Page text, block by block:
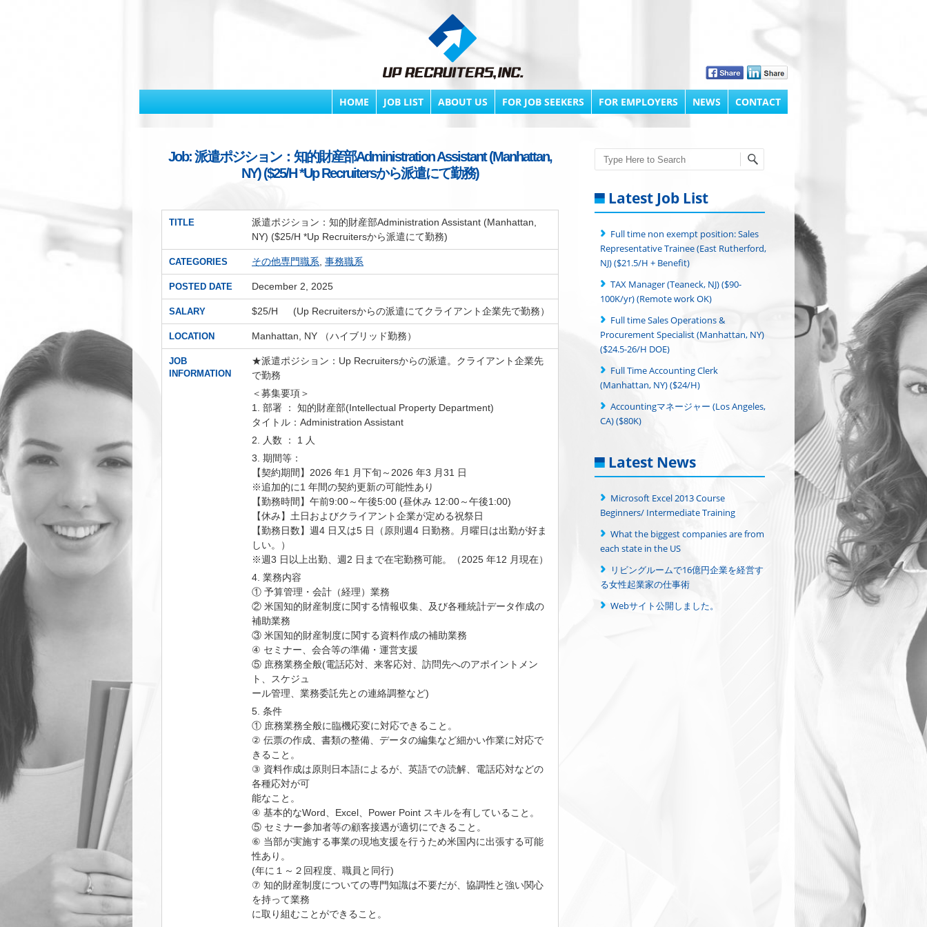
HOME JOB LIST ABOUT US FOR JOB SEEKERS FOR EMPLOYERS NEWS CONTACT
Job: 派遣ポジション：知的財産部Administration Assistant (Manhattan,
NY) ($25/H *Up Recruitersから派遣にて勤務)
TITLE
派遣ポジション：知的財産部Administration Assistant (Manhattan,
NY) ($25/H *Up Recruitersから派遣にて勤務)
CATEGORIES その他専門職系 事務職系
POSTED DATE December 2, 2025
SALARY $25/H (Up Recruitersからの派遣にてクライアント企業先で勤務）
LOCATION Manhattan, NY （ハイブリッド勤務）
JOB
INFORMATION
★派遣ポジション：Up Recruitersからの派遣。クライアント企業先
で勤務
＜募集要項＞
1. 部署 ： 知的財産部(Intellectual Property Department)
タイトル：Administration Assistant
2. 人数 ： 1 人
3. 期間等：
【契約期間】2026 年1 月下旬～2026 年3 月31 日
※追加的に1 年間の契約更新の可能性あり
【勤務時間】午前9:00～午後5:00 (昼休み 12:00～午後1:00)
【休み】土日およびクライアント企業が定める祝祭日
【勤務日数】週4 日又は5 日（原則週4 日勤務。月曜日は出勤が好ま
しい。）
※週3 日以上出勤、週2 日まで在宅勤務可能。（2025 年12 月現在）
4. 業務内容
① 予算管理・会計（経理）業務
② 米国知的財産制度に関する情報収集、及び各種統計データ作成の
補助業務
③ 米国知的財産制度に関する資料作成の補助業務
④ セミナー、会合等の準備・運営支援
⑤ 庶務業務全般(電話応対、来客応対、訪問先へのアポイントメン
ト、スケジュ
ール管理、業務委託先との連絡調整など)
5. 条件
① 庶務業務全般に臨機応変に対応できること。
② 伝票の作成、書類の整備、データの編集など細かい作業に対応で
きること。
③ 資料作成は原則日本語によるが、英語での読解、電話応対などの
各種応対が可
能なこと。
④ 基本的なWord、Excel、Power Point スキルを有していること。
⑤ セミナー参加者等の顧客接遇が適切にできること。
⑥ 当部が実施する事業の現地支援を行うため米国内に出張する可能
性あり。
(年に１～２回程度、職員と同行)
⑦ 知的財産制度についての専門知識は不要だが、協調性と強い関心
を持って業務
に取り組むことができること。
Search
Latest Job List
Full time non exempt position: Sales
Representative Trainee (East Rutherford,
NJ) ($21.5/H + Benefit)
TAX Manager (Teaneck, NJ) ($90-
100K/yr) (Remote work OK)
Full time Sales Operations &
Procurement Specialist (Manhattan, NY)
($24.5-26/H DOE)
Full Time Accounting Clerk
(Manhattan, NY) ($24/H)
Accountingマネージャー (Los Angeles,
CA) ($80K)
Latest News
Microsoft Excel 2013 Course
Beginners/ Intermediate Training
What the biggest companies are from
each state in the US
リビングルームで16億円企業を経営す
る女性起業家の仕事術
Webサイト公開しました。